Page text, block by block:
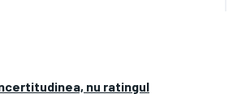
nu ratingul